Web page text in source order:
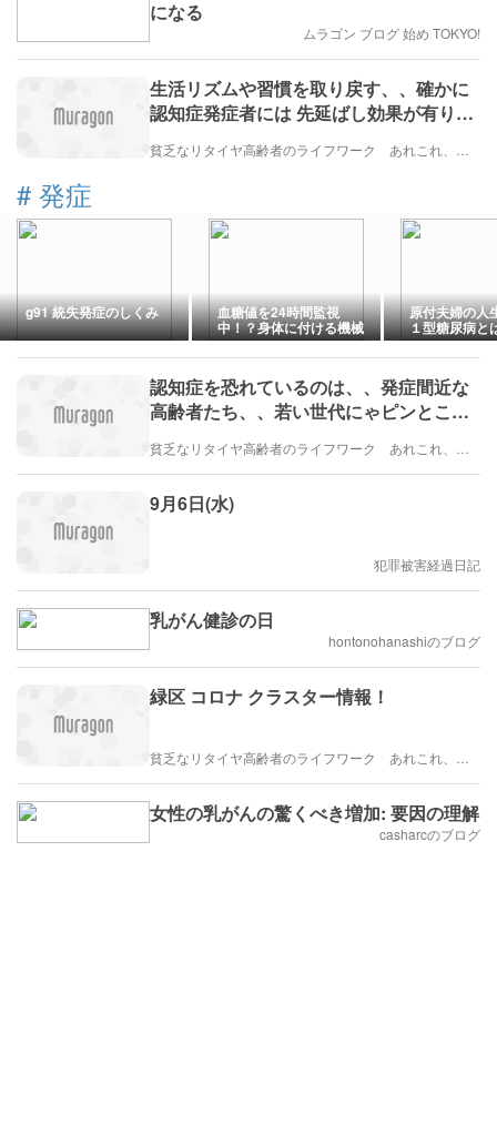
になる
ムラゴン ブログ 始め TOKYO!
生活リズムや習慣を取り戻す、、確かに
認知症発症者には 先延ばし効果が有りま
# 発症
g91 統失発症のしくみ 血糖値を24時間監視
中！？身体に付ける機械
とは？
原付夫婦の人
１型糖尿病と
認知症を恐れているのは、、発症間近な
高齢者たち、、若い世代にゃピンとこな
9月6日(水)
犯罪被害経過日記
乳がん健診の日
hontonohanashiのブログ
緑区 コロナ クラスター情報！
女性の乳がんの驚くべき増加: 要因の理解
casharcのブログ